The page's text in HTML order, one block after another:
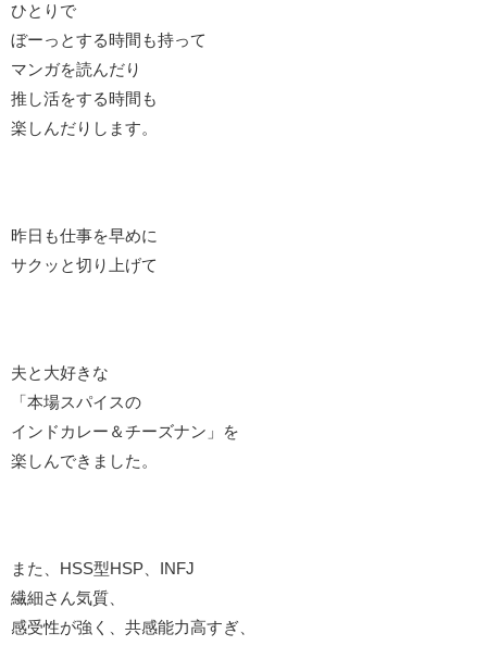
ひとりで
ぼーっとする時間も持って
マンガを読んだり
推し活をする時間も
楽しんだりします。
昨日も仕事を早めに
サクッと切り上げて
夫と大好きな
「本場スパイスの
インドカレー＆チーズナン」を
楽しんできました。
また、HSS型HSP、INFJ
繊細さん気質、
感受性が強く、共感能力高すぎ、